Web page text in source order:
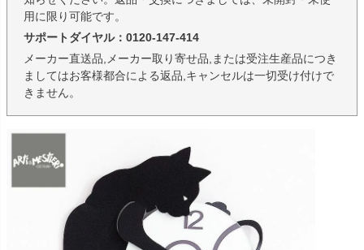
用に限り可能です。
サポートダイヤル：0120-147-414
メーカー直送品,メーカー取り寄せ品,または受注生産品につき
ましてはお客様都合による返品,キャンセルは一切受け付けで
きません。